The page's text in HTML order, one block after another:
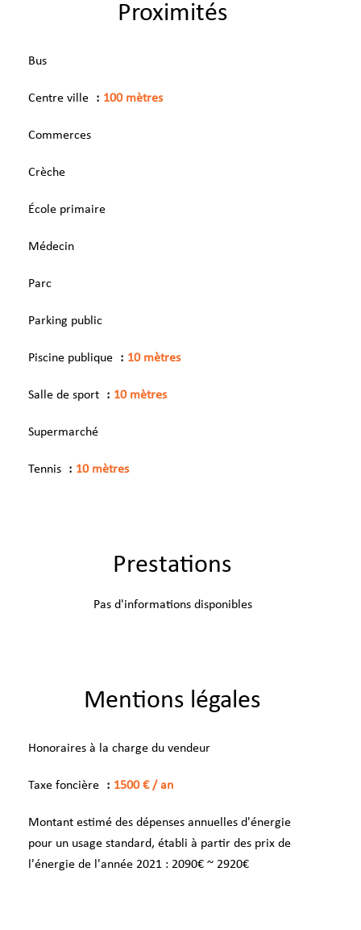
Proximités
Bus
Centre ville 100 mètres
Commerces
Crèche
École primaire
Médecin
Parc
Parking public
Piscine publique 10 mètres
Salle de sport 10 mètres
Supermarché
Tennis 10 mètres
Prestations
Pas d'informations disponibles
Mentions légales
Honoraires à la charge du vendeur
Taxe foncière 1500 € / an
Montant estimé des dépenses annuelles d'énergie
pour un usage standard, établi à partir des prix de
l'énergie de l'année 2021 : 2090€ ~ 2920€